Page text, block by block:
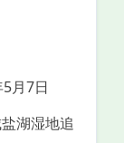
月7日
湖湿地追